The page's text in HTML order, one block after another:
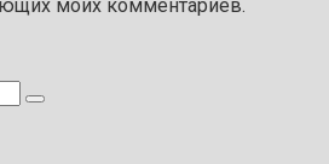
моих комментариев.